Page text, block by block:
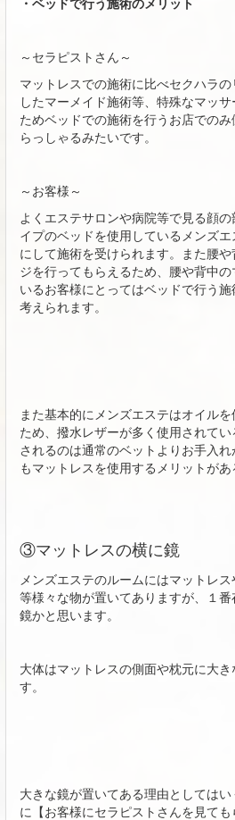
・ベッドで行う施術のメリット
～セラピストさん～
マットレスでの施術に比べセクハラ
したマーメイド施術等、特殊なマッ
ためベッドでの施術を行うお店での
らっしゃるみたいです。
～お客様～
よくエステサロンや病院等で見る顔
イプのベッドを使用しているメンズ
にして施術を受けられます。また腰
ジを行ってもらえるため、腰や背中
いるお客様にとってはベッドで行う
考えられます。
また基本的にメンズエステはオイル
ため、撥水レザーが多く使用されて
されるのは通常のベットよりお手入
もマットレスを使用するメリットがあ
③マットレスの横に鏡
メンズエステのルームにはマットレ
等様々な物が置いてありますが、１
鏡かと思います。
大体はマットレスの側面や枕元に大
す。
大きな鏡が置いてある理由としては
に【お客様にセラピストさんを見て